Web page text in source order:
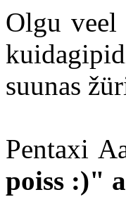
Olgu
suunas
Pentaxi
poiss :)"